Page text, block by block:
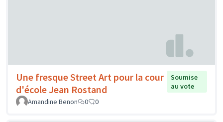
Une fresque Street Art pour la cour
d'école Jean Rostand
Soumise
au vote
Amandine Benon
0 0